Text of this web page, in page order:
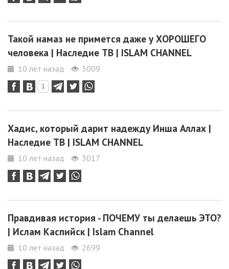
Такой намаз не примется даже у ХОРОШЕГО
человека | Наследие ТВ | ISLAM CHANNEL
10 лет назад 3009
1
Хадис, который дарит надежду Инша Аллах |
Наследие ТВ | ISLAM CHANNEL
10 лет назад 3017
Правдивая история - ПОЧЕМУ ты делаешь ЭТО?
| Ислам Каспийск | Islam Channel
10 лет назад 2699